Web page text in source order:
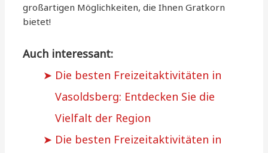
großartigen Möglichkeiten, die Ihnen Gratkorn
bietet!
Auch interessant:
Die besten Freizeitaktivitäten in
Vasoldsberg: Entdecken Sie die
Vielfalt der Region
Die besten Freizeitaktivitäten in